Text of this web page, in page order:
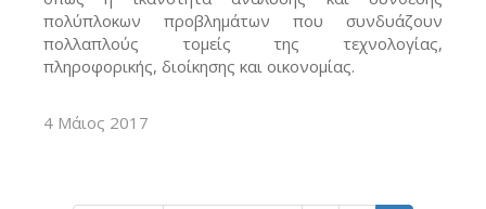
πολύπλοκων προβλημάτων που συνδυάζουν
πολλαπλούς τομείς της τεχνολογίας,
πληροφορικής, διοίκησης και οικονομίας.
4 Μάιος 2017